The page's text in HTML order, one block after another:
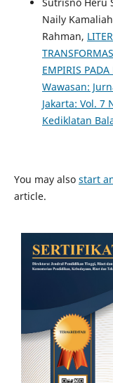
Naily
Rahman,
EMPIRIS
Wawasan:
Jakarta: Vol. 7
Kediklatan
You may also start
article.